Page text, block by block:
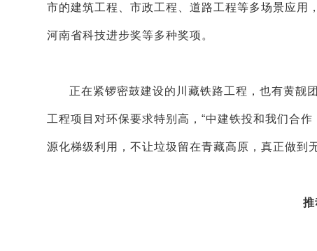
市的建筑工程、市政工程、道路工程等多场景应用
河南省科技进步奖等多种奖项。
正在紧锣密鼓建设的川藏铁路工程，也有黄靓
工程项目对环保要求特别高，“中建铁投和我们合
源化梯级利用，不让垃圾留在青藏高原，真正做到
推